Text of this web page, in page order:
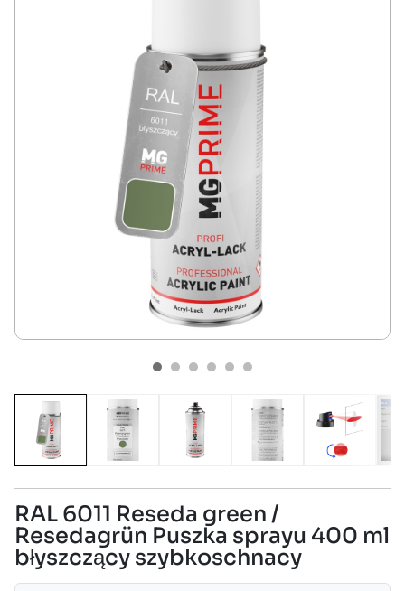
RAL 6011 Reseda green /
Resedagrün Puszka sprayu 400 ml
błyszczący szybkoschnacy